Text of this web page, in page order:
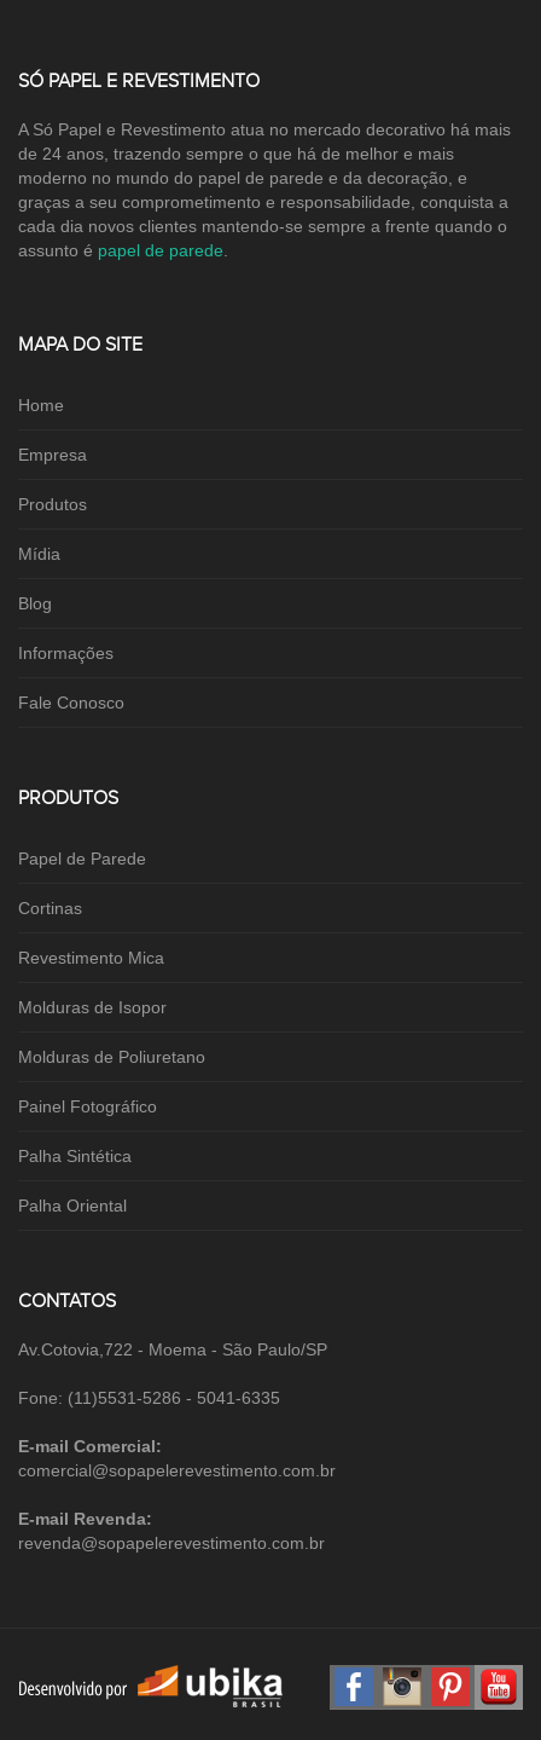
SÓ PAPEL E REVESTIMENTO
A Só Papel e Revestimento atua no mercado decorativo há mais
de 24 anos, trazendo sempre o que há de melhor e mais
moderno no mundo do papel de parede e da decoração, e
graças a seu comprometimento e responsabilidade, conquista a
cada dia novos clientes mantendo-se sempre a frente quando o
assunto é papel de parede
MAPA DO SITE
Home
Empresa
Produtos
Mídia
Blog
Informações
Fale Conosco
PRODUTOS
Papel de Parede
Cortinas
Revestimento Mica
Molduras de Isopor
Molduras de Poliuretano
Painel Fotográfico
Palha Sintética
Palha Oriental
CONTATOS
Av.Cotovia,722 - Moema - São Paulo/SP
Fone: (11)5531-5286 - 5041-6335
E-mail Comercial:
comercial@sopapelerevestimento.com.br
E-mail Revenda:
revenda@sopapelerevestimento.com.br